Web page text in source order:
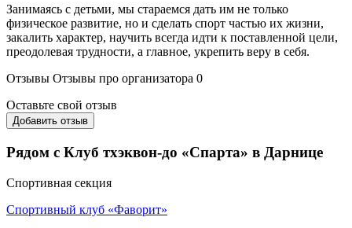
Занимаясь с детьми, мы стараемся дать им не только
физическое развитие, но и сделать спорт частью их жизни,
закалить характер, научить всегда идти к поставленной цели,
преодолевая трудности, а главное, укрепить веру в себя.
Отзывы Отзывы про организатора 0
Оставьте свой отзыв
Добавить отзыв
Рядом с Клуб тхэквон-до «Спарта» в Дарнице
Спортивная секция
Спортивный клуб «Фаворит»